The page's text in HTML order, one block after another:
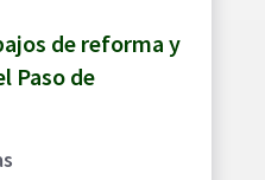
de reforma y
Paso de